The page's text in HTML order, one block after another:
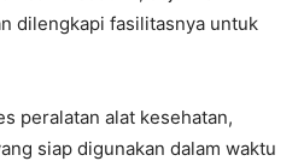
dilengkapi fasilitasnya untuk
peralatan alat kesehatan,
siap digunakan dalam waktu